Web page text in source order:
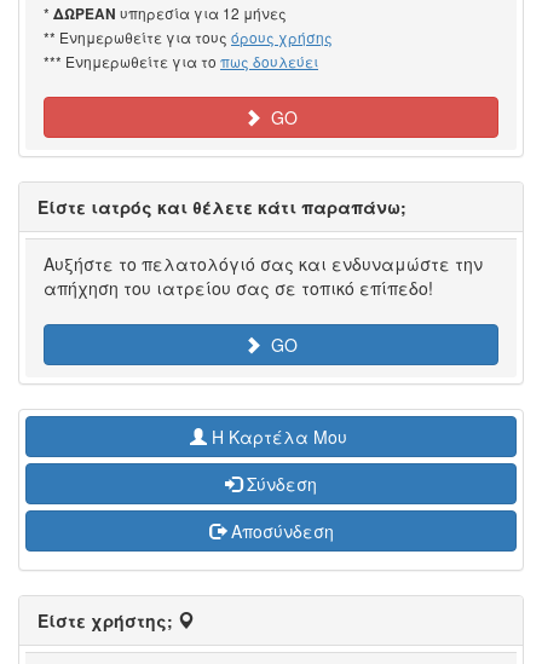
* ΔΩΡΕΑΝ υπηρεσία για 12 μήνες
** Ενημερωθείτε για τους όρους χρήσης
*** Ενημερωθείτε για το πως δουλεύει
GO
Είστε ιατρός και θέλετε κάτι παραπάνω;
Αυξήστε το πελατολόγιό σας και ενδυναμώστε την
απήχηση του ιατρείου σας σε τοπικό επίπεδο!
GO
H Καρτέλα Μου
Σύνδεση
Αποσύνδεση
Είστε χρήστης;